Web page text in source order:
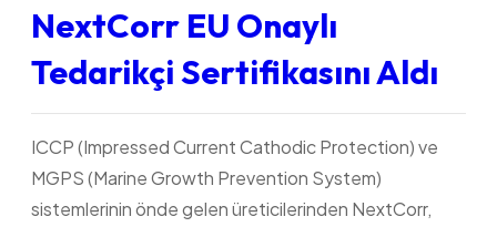
NextCorr EU Onaylı
Tedarikçi Sertifikasını Aldı
ICCP (Impressed Current Cathodic Protection) ve
MGPS (Marine Growth Prevention System)
sistemlerinin önde gelen üreticilerinden NextCorr,